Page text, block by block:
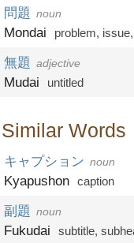
問題 noun
Mondai problem, issue,
無題 adjective
Mudai untitled
Similar Words
キャプション noun
Kyapushon caption
副題 noun
Fukudai subtitle,